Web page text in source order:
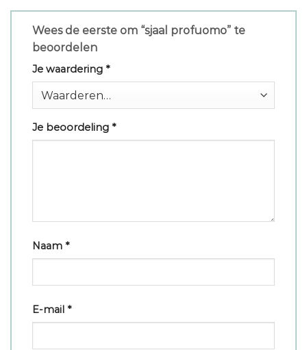
Wees de eerste om “sjaal profuomo” te
beoordelen
Je waardering *
Je beoordeling *
Naam *
E-mail *